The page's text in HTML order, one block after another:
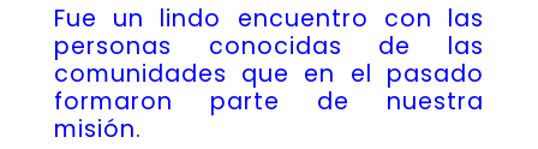
Fue un lindo encuentro con las
personas conocidas de las
comunidades que en el pasado
formaron parte de nuestra
misión.